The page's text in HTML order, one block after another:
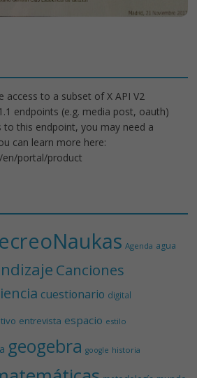
access to a subset of X API V2
endpoints (e.g. media post, oauth)
to this endpoint, you may need a
can learn more here:
en/portal/product
Agenda agua
Canciones
cuestionario digital
entrevista espacio estilo
geogebra google historia